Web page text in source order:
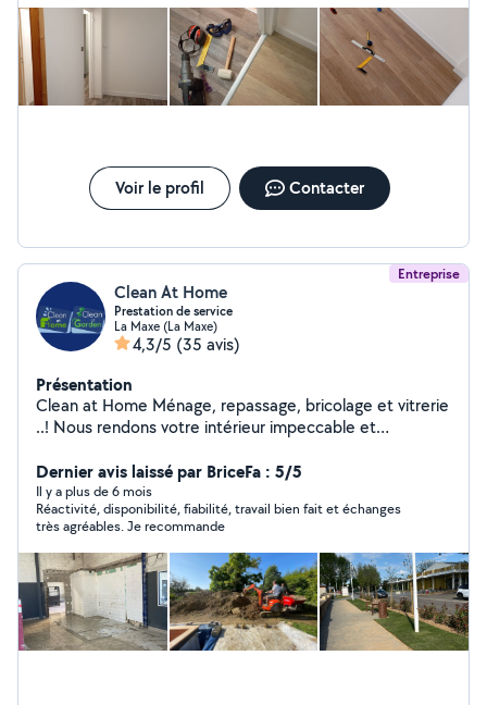
parquet, plinthes, fibre de verre, peinture ,mitigeurs,
petits travaux de plomberie, pare baignoire, montage
divers, bricolage, pose de luminaires, pose de tringles à
rideaux , détecteurs de fumée, changement de sangle
pour volet roulant, patères, colonne de douche pour
bonne humeur. Basé à Montigny-lès-Metz, j'interviens
sur Metz et tout le grand secteur environnant.
Voir le profil Contacter
Entreprise
Clean At Home
Prestation de service
La Maxe (La Maxe)
4,3/5 (35 avis)
Présentation
Clean at Home Ménage, repassage, bricolage et vitrerie
..! Nous rendons votre intérieur impeccable et
d'espaces verts pour un extérieur soigné et accueillant.
Uniquement des services de qualité. Un simple appel
téléphonique et on prend tout en charge, facile et
accessible pour tous!
Dernier avis laissé par BriceFa : 5/5
Il y a plus de 6 mois
Réactivité, disponibilité, fiabilité, travail bien fait et échanges
très agréables. Je recommande